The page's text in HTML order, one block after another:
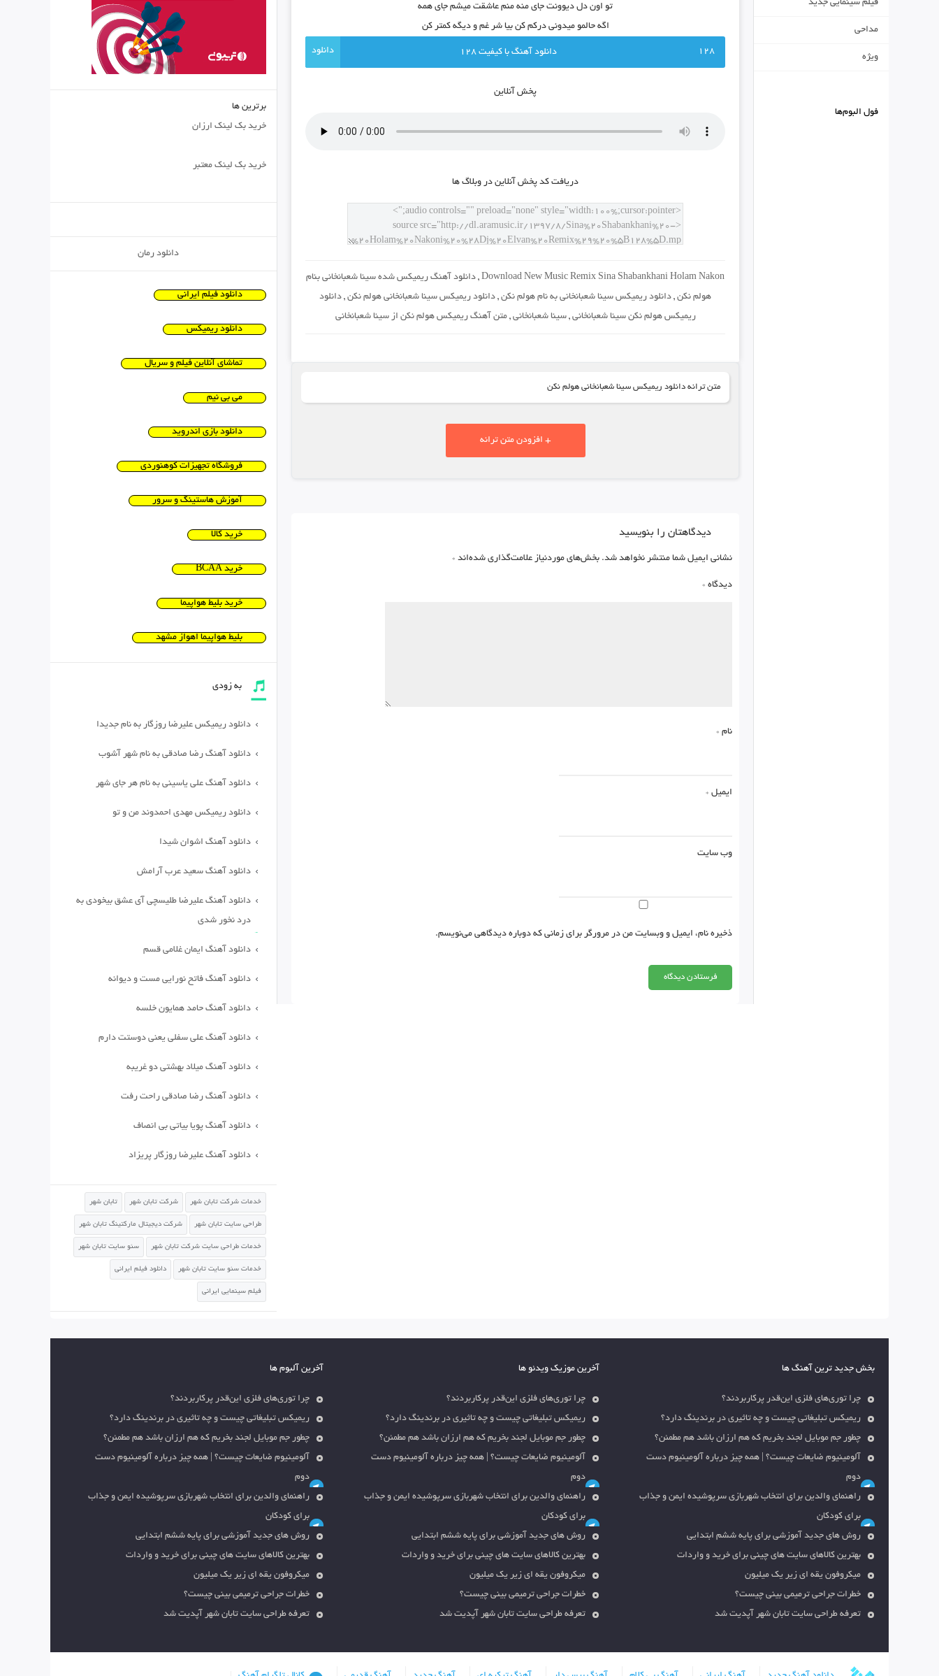
تو اون دل دیوونت جای منه منم عاشقت میشم جای همه
اگه حالمو میدونی درکم کن بیا شر غم و دیگه کمتر کن
128 دانلود آهنگ با کيفيت 128
پخش آنلاين
دريافت کد پخش آنلاين در وبلاگ ها
Download New Music Remix Sina Shabankhani Holam Nakon
, دانلود آهنگ ریمیکس شده سینا شعبانخانی بنام
هولم نکن, دانلود ریمیکس سینا شعبانخانی به نام هولم نکن, دانلود ریمیکس سینا شعبانخانی هولم نکن, دانلود
ریمیکس هولم نکن سینا شعبانخانی ,سینا شعبانخانی ,متن آهنگ ریمیکس هولم نکن از سینا شعبانخانی
متن ترانه دانلود ریمیکس سینا شعبانخانی هولم نکن
+ افزودن متن ترانه
دیدگاهتان را بنویسید
نشانی ایمیل شما منتشر نخواهد شد. بخش‌های موردنیاز علامت‌گذاری شده‌اند *
دیدگاه *
نام *
ایمیل *
وب‌ سایت
ذخیره نام، ایمیل و وبسایت من در مرورگر برای زمانی که دوباره دیدگاهی می‌نویسم.
فیلم سینمایی جدید
مداحی
ویژه
فول البوم‌ها
برترین ها
خرید بک لینک ارزان
خرید بک لینک معتبر
دانلود رمان
دانلود فیلم ایرانی
دانلود ریمیکس
تماشای آنلاین فیلم و سریال
می بی نیم
دانلود بازی اندروید
فروشگاه تجهیزات کوهنوردی
آموزش هاستینگ و سرور
خرید کالا
خرید BCAA
خرید بلیط هواپیما
بلیط هواپیما اهواز مشهد
به زودی
دانلود ریمیکس علیرضا روزگار به نام جدیدا
دانلود آهنگ رضا صادقی به نام شهر آشوب
دانلود آهنگ علی یاسینی به نام هر جای شهر
دانلود ریمیکس مهدی احمدوند من و تو
دانلود آهنگ اشوان شیدا
دانلود آهنگ سعید عرب آرامش
دانلود آهنگ علیرضا طلیسچی آی عشق بیخودی به
درد نخور شدی
دانلود آهنگ ایمان غلامی قسم
دانلود آهنگ فاتح نورایی مست و دیوانه
دانلود آهنگ حامد همایون خلسه
دانلود آهنگ علی سفلی یعنی دوستت دارم
دانلود آهنگ میلاد بهشتی دو غریبه
دانلود آهنگ رضا صادقی راحت رفت
دانلود آهنگ پویا بیاتی بی انصاف
دانلود آهنگ علیرضا روزگار پریزاد
خدمات شرکت تابان شهر شرکت تابان شهر تابان شهر
طراحی سایت تابان شهر شرکت دیجیتال مارکتینگ تابان شهر
خدمات طراحی سایت شرکت تابان شهر سئو سایت تابان شهر
خدمات سئو سایت تابان شهر دانلود فیلم ایرانی
فیلم سینمایی ایرانی
بخش جدید ترین آهنگ ها
چرا توری‌های فلزی این‌قدر پرکاربردند؟
ریمیکس تبلیغاتی چیست و چه تاثیری در برندینگ دارد؟
چطور جم موبایل لجند بخریم که هم ارزان باشد هم مطمئن؟
آلومینیوم ضایعات چیست؟ | همه چیز درباره آلومینیوم دست
دوم
راهنمای والدین برای انتخاب شهربازی سرپوشیده ایمن و جذاب
برای کودکان
روش های جدید آموزشی برای پایه ششم ابتدایی
بهترین کالاهای سایت های چینی برای خرید و واردات
میکروفون یقه ای زیر یک میلیون
خطرات جراحی ترمیمی بینی چیست؟
تعرفه طراحی سایت تابان شهر آپدیت شد
آخرین موزیک ویدئو ها
چرا توری‌های فلزی این‌قدر پرکاربردند؟
ریمیکس تبلیغاتی چیست و چه تاثیری در برندینگ دارد؟
چطور جم موبایل لجند بخریم که هم ارزان باشد هم مطمئن؟
آلومینیوم ضایعات چیست؟ | همه چیز درباره آلومینیوم دست
دوم
راهنمای والدین برای انتخاب شهربازی سرپوشیده ایمن و جذاب
برای کودکان
روش های جدید آموزشی برای پایه ششم ابتدایی
بهترین کالاهای سایت های چینی برای خرید و واردات
میکروفون یقه ای زیر یک میلیون
خطرات جراحی ترمیمی بینی چیست؟
تعرفه طراحی سایت تابان شهر آپدیت شد
آخرین آلبوم ها
چرا توری‌های فلزی این‌قدر پرکاربردند؟
ریمیکس تبلیغاتی چیست و چه تاثیری در برندینگ دارد؟
چطور جم موبایل لجند بخریم که هم ارزان باشد هم مطمئن؟
آلومینیوم ضایعات چیست؟ | همه چیز درباره آلومینیوم دست
دوم
راهنمای والدین برای انتخاب شهربازی سرپوشیده ایمن و جذاب
برای کودکان
روش های جدید آموزشی برای پایه ششم ابتدایی
بهترین کالاهای سایت های چینی برای خرید و واردات
میکروفون یقه ای زیر یک میلیون
خطرات جراحی ترمیمی بینی چیست؟
تعرفه طراحی سایت تابان شهر آپدیت شد